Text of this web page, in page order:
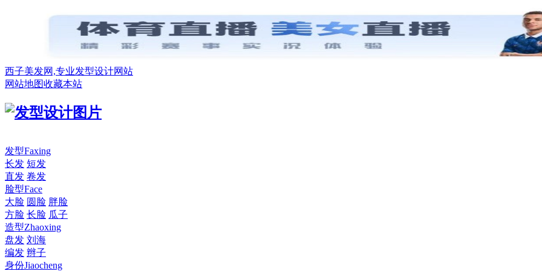
西子美发网,专业发型设计网站
网站地图收藏本站
发型Faxing
长发 短发
直发 卷发
脸型Face
大脸 圆脸 胖脸
方脸 长脸 瓜子
造型Zhaoxing
盘发 刘海
编发 辫子
身份Jiaocheng